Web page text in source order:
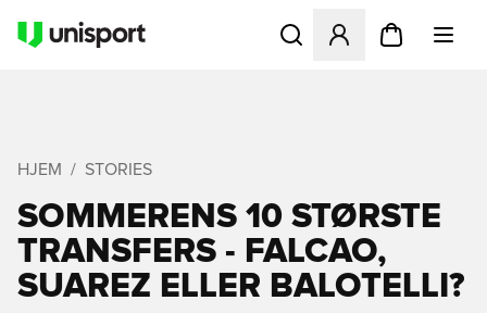
Åbner en Modal til at
HJEM STORIES
SOMMERENS 10 STØRSTE
TRANSFERS - FALCAO,
SUAREZ ELLER BALOTELLI?